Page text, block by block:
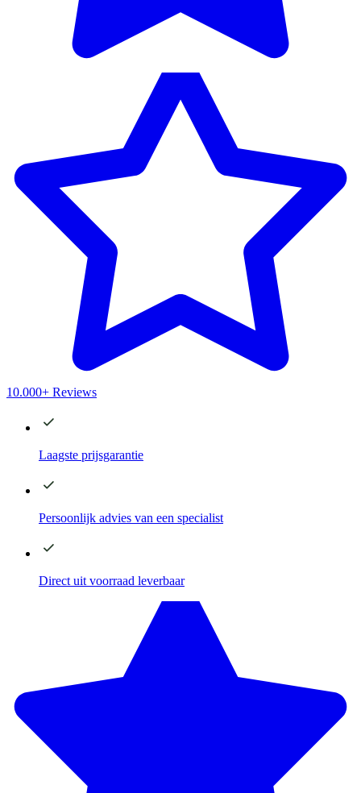
10.000+ Reviews
Laagste prijsgarantie
Persoonlijk advies van een specialist
Direct uit voorraad leverbaar